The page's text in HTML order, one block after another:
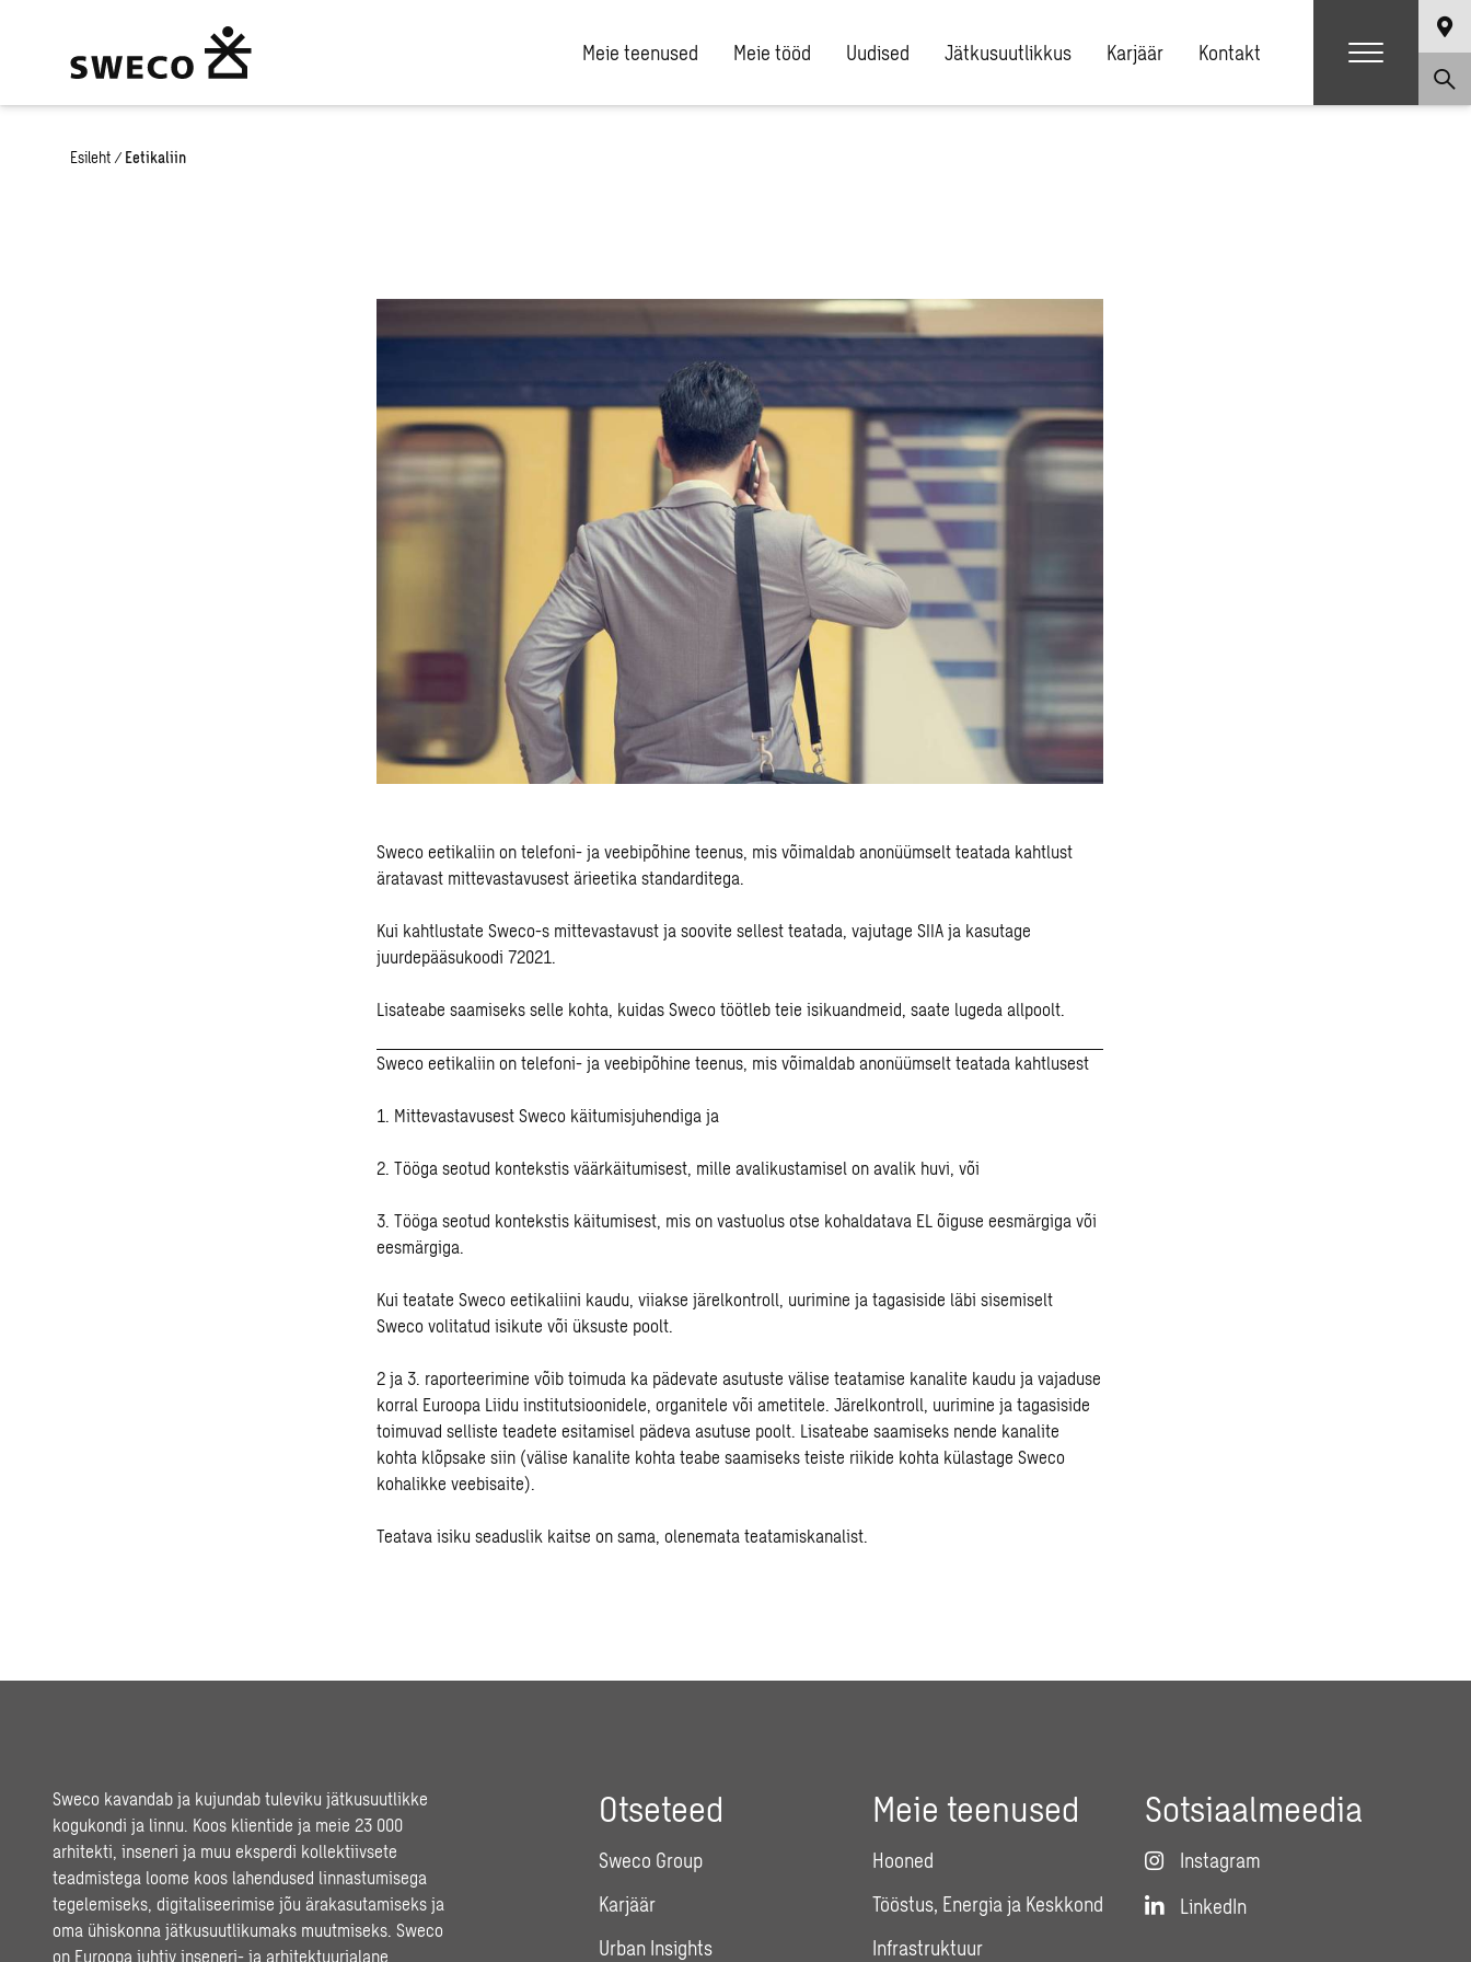
Meie teenused Meie tööd Uudised Jätkusuutlikkus Karjäär Kontakt
Esileht / Eetikaliin
Sweco eetikaliin on telefoni- ja veebipõhine teenus, mis võimaldab anonüümselt teatada kahtlust
äratavast mittevastavusest ärieetika standarditega.
Kui kahtlustate Sweco-s mittevastavust ja soovite sellest teatada, vajutage SIIA ja kasutage
juurdepääsukoodi 72021.
Lisateabe saamiseks selle kohta, kuidas Sweco töötleb teie isikuandmeid, saate lugeda allpoolt.
Sweco eetikaliin on telefoni- ja veebipõhine teenus, mis võimaldab anonüümselt teatada kahtlusest
1. Mittevastavusest Sweco käitumisjuhendiga ja
2. Tööga seotud kontekstis väärkäitumisest, mille avalikustamisel on avalik huvi, või
3. Tööga seotud kontekstis käitumisest, mis on vastuolus otse kohaldatava EL õiguse eesmärgiga või
eesmärgiga.
Kui teatate Sweco eetikaliini kaudu, viiakse järelkontroll, uurimine ja tagasiside läbi sisemiselt
Sweco volitatud isikute või üksuste poolt.
2 ja 3. raporteerimine võib toimuda ka pädevate asutuste välise teatamise kanalite kaudu ja vajaduse
korral Euroopa Liidu institutsioonidele, organitele või ametitele. Järelkontroll, uurimine ja tagasiside
toimuvad selliste teadete esitamisel pädeva asutuse poolt. Lisateabe saamiseks nende kanalite
kohta klõpsake siin (välise kanalite kohta teabe saamiseks teiste riikide kohta külastage Sweco
kohalikke veebisaite).
Teatava isiku seaduslik kaitse on sama, olenemata teatamiskanalist.
Sweco kavandab ja kujundab tuleviku jätkusuutlikke
kogukondi ja linnu. Koos klientide ja meie 23 000
arhitekti, inseneri ja muu eksperdi kollektiivsete
teadmistega loome koos lahendused linnastumisega
tegelemiseks, digitaliseerimise jõu ärakasutamiseks ja
oma ühiskonna jätkusuutlikumaks muutmiseks. Sweco
on Euroopa juhtiv inseneri- ja arhitektuurialane
Otseteed
Sweco Group
Karjäär
Urban Insights
Meie teenused
Hooned
Tööstus, Energia ja Keskkond
Infrastruktuur
Sotsiaalmeedia
Instagram
LinkedIn